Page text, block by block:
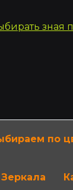
по
Зеркала